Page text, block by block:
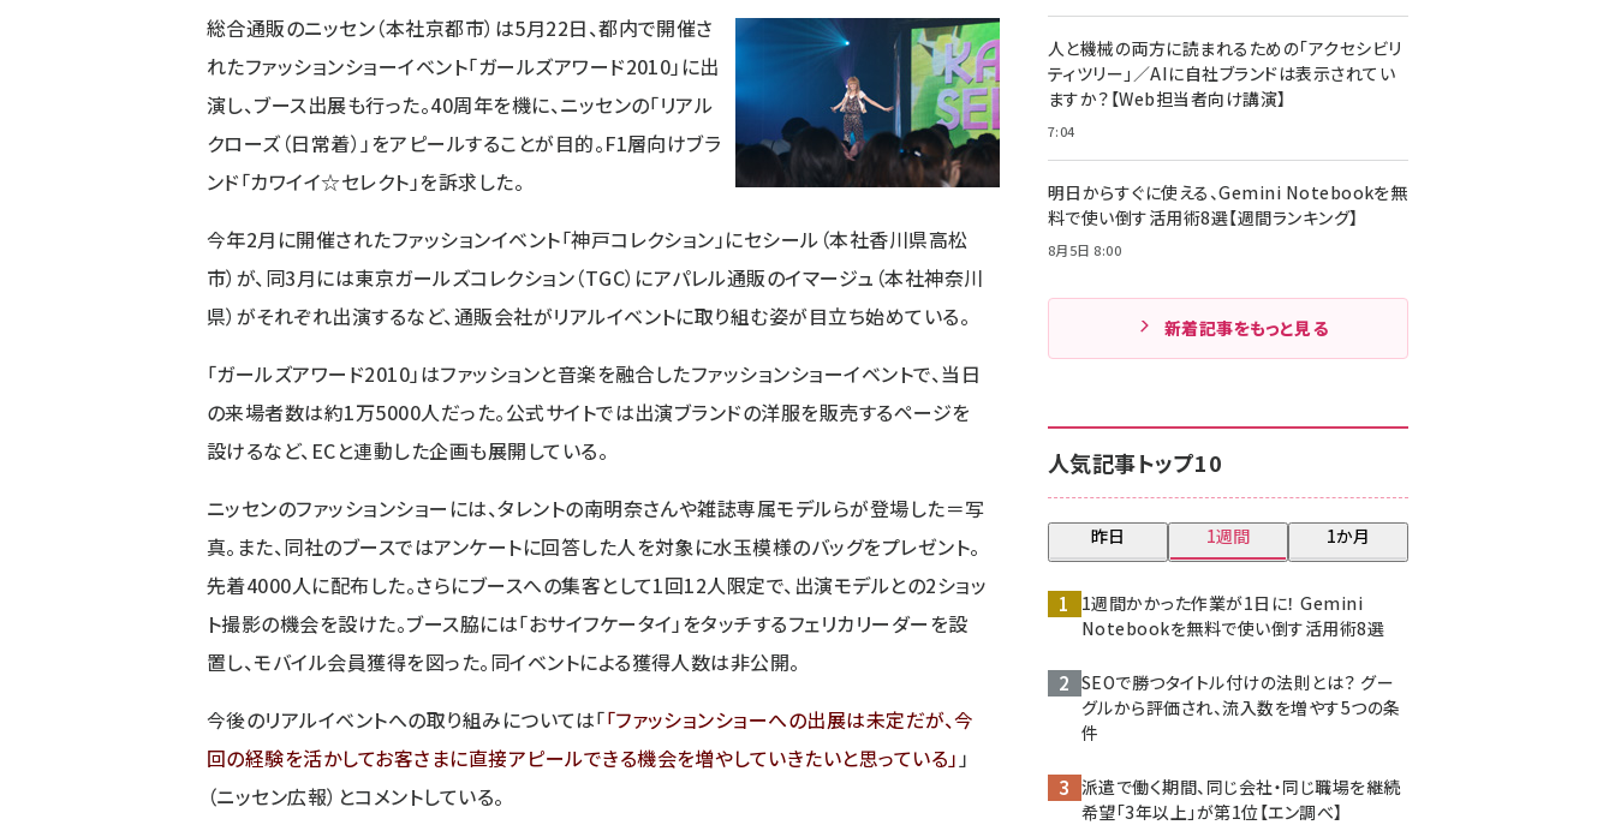
総合通販のニッセン（本社京都市）は5月22日、都内で開催さ
れたファッションショーイベント「ガールズアワード2010」に出
演し、ブース出展も行った。40周年を機に、ニッセンの「リアル
クローズ（日常着）」をアピールすることが目的。F1層向けブラ
ンド「カワイイ☆セレクト」を訴求した。
今年2月に開催されたファッションイベント「神戸コレクション」にセシール（本社香川県高松
市）が、同3月には東京ガールズコレクション（TGC）にアパレル通販のイマージュ（本社神奈川
県）がそれぞれ出演するなど、通販会社がリアルイベントに取り組む姿が目立ち始めている。
「ガールズアワード2010」はファッションと音楽を融合したファッションショーイベントで、当日
の来場者数は約1万5000人だった。公式サイトでは出演ブランドの洋服を販売するページを
設けるなど、ECと連動した企画も展開している。
ニッセンのファッションショーには、タレントの南明奈さんや雑誌専属モデルらが登場した＝写
真。また、同社のブースではアンケートに回答した人を対象に水玉模様のバッグをプレゼント。
先着4000人に配布した。さらにブースへの集客として1回12人限定で、出演モデルとの2ショッ
ト撮影の機会を設けた。ブース脇には「おサイフケータイ」をタッチするフェリカリーダーを設
置し、モバイル会員獲得を図った。同イベントによる獲得人数は非公開。
今後のリアルイベントへの取り組みについては「 ファッションショーへの出展は未定だが、今
回の経験を活かしてお客さまに直接アピールできる機会を増やしていきたいと思っている 」
（ニッセン広報）とコメントしている。
人と機械の両方に読まれるための「アクセシビリ
ティツリー」／AIに自社ブランドは表示されてい
ますか？【Web担当者向け講演】
7:04
明日からすぐに使える、Gemini Notebookを無
料で使い倒す活用術8選【週間ランキング】
8月5日 8:00
新着記事をもっと見る
人気記事トップ10
昨日 1週間 1か月
1週間かかった作業が1日に！ Gemini
Notebookを無料で使い倒す活用術8選
SEOで勝つタイトル付けの法則とは？ グー
グルから評価され、流入数を増やす5つの条
件
派遣で働く期間、同じ会社・同じ職場を継続
希望「3年以上」が第1位【エン調べ】